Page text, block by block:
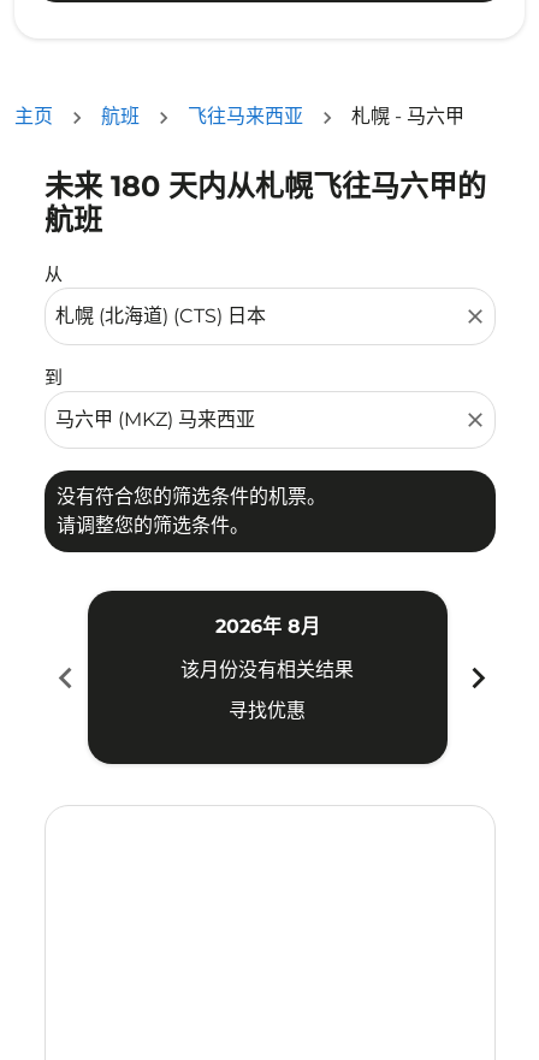
主页 航班 飞往马来西亚 札幌 - 马六甲
未来 180 天内从札幌飞往马六甲的
航班
从
close
到
close
没有符合您的筛选条件的机票。
请调整您的筛选条件。
没有符合您的筛选条件的机票。请调整您的筛选条件。
chevron_left
2026年 8月
该月份没有相关结果
寻找优惠
chevron_right